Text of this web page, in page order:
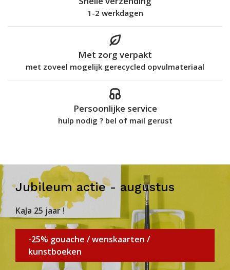
1-2 werkdagen
Met zorg verpakt
met zoveel mogelijk gerecycled opvulmateriaal
Persoonlijke service
hulp nodig ? bel of mail gerust
Jubileum actie - augustus
KaJa 25 jaar !
-25% gouache / wenskaarten /
kunstboeken